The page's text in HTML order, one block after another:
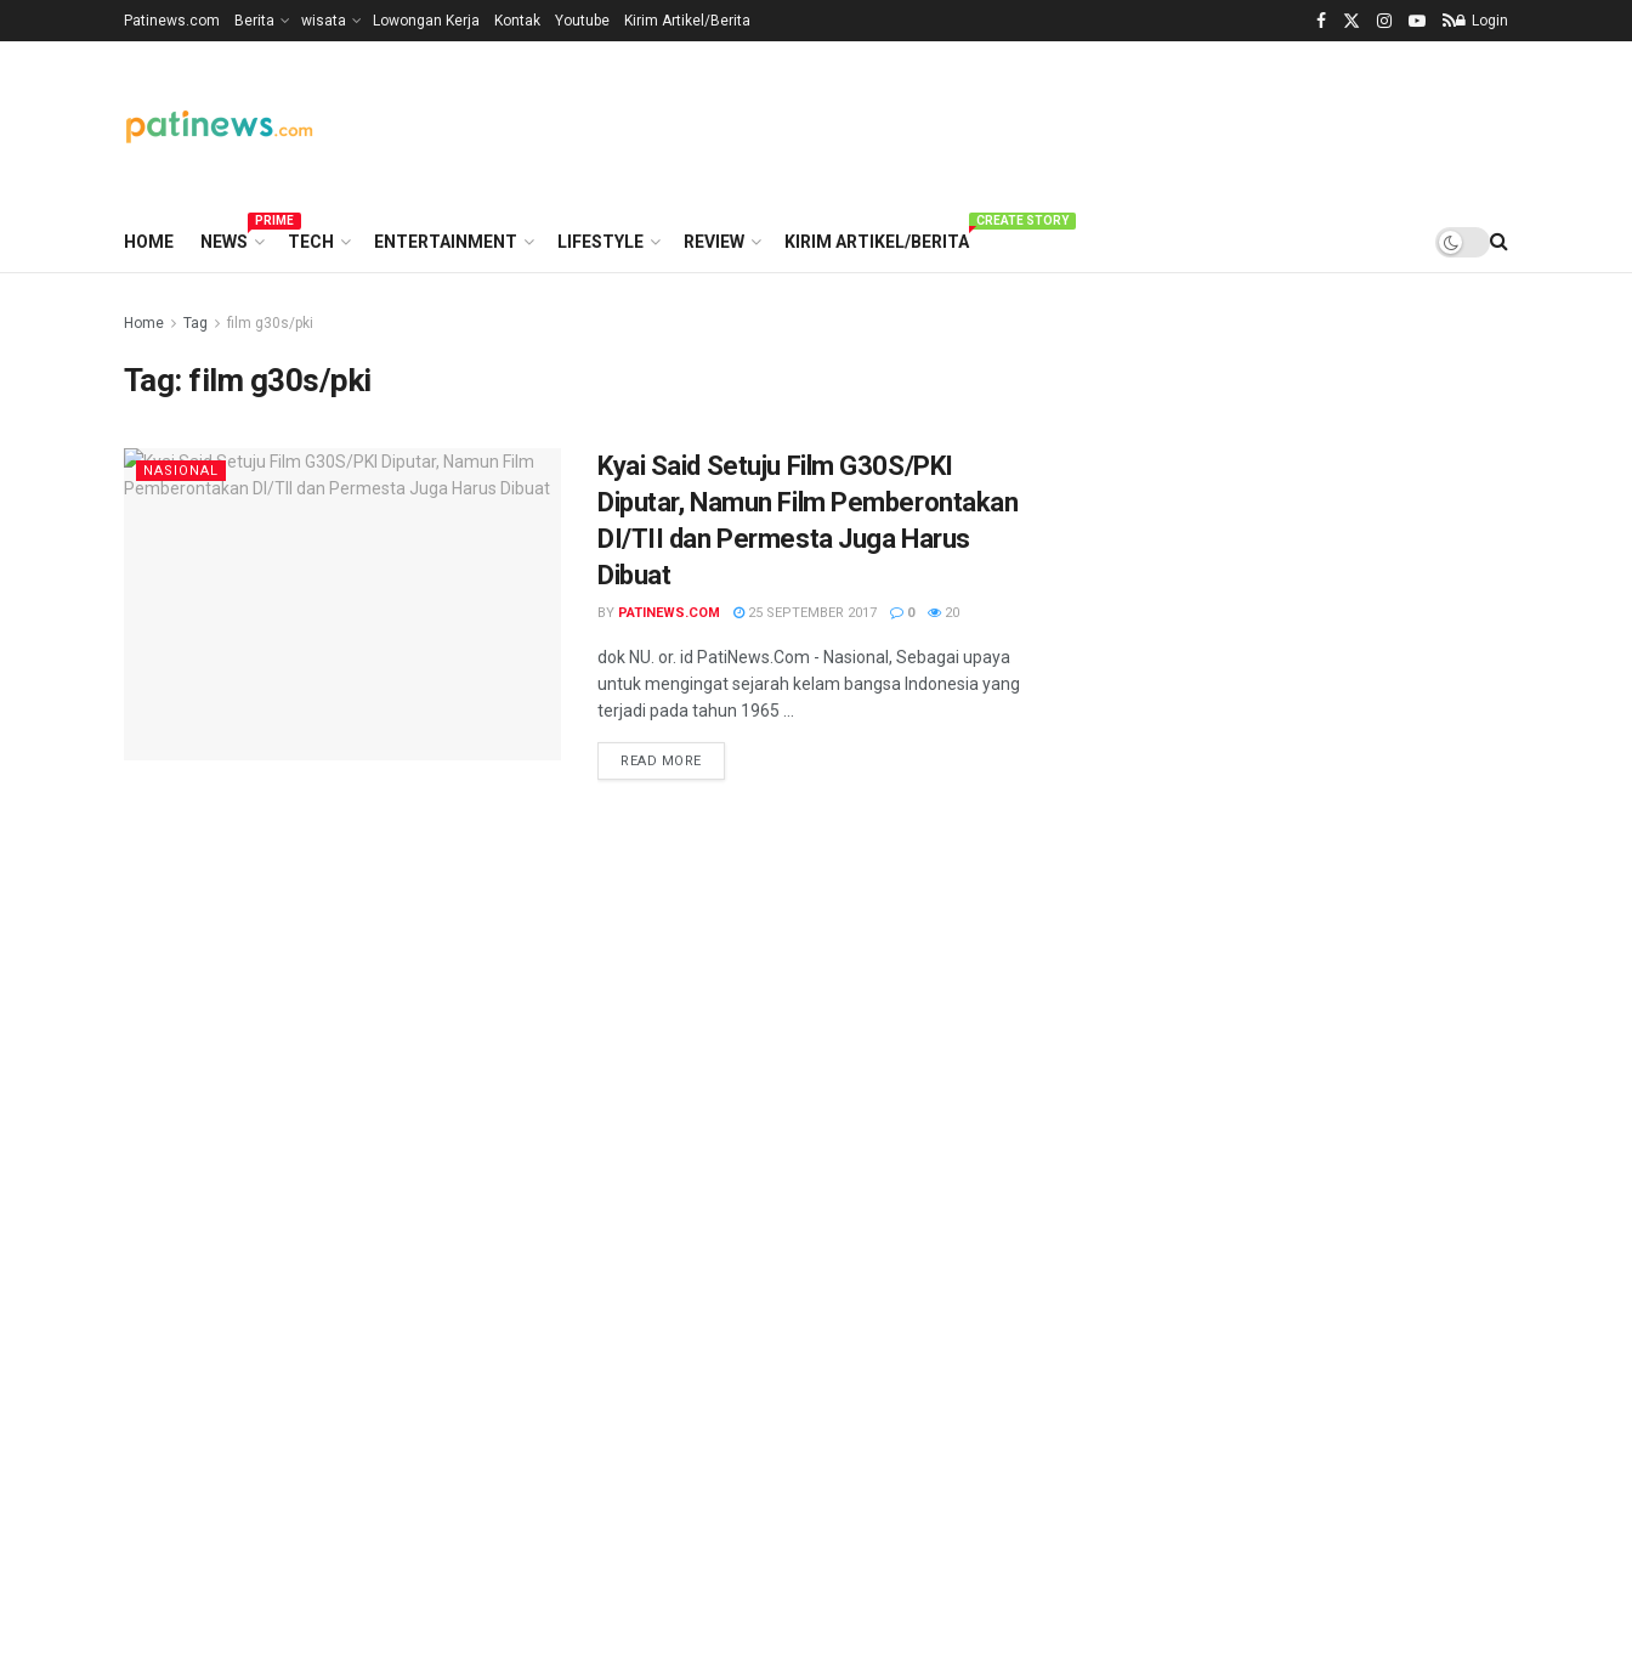
Patinews.com Berita wisata Lowongan Kerja Kontak Youtube Kirim Artikel/Berita Login
HOME NEWS
PRIME
TECH ENTERTAINMENT LIFESTYLE REVIEW KIRIM ARTIKEL/BERITA
CREATE STORY
Home Tag film g30s/pki
Tag: film g30s/pki
NASIONAL
Kyai Said Setuju Film G30S/PKI
Diputar, Namun Film Pemberontakan
DI/TII dan Permesta Juga Harus
Dibuat
BY PATINEWS.COM 25 SEPTEMBER 2017 0 20
dok NU. or. id PatiNews.Com - Nasional, Sebagai upaya
untuk mengingat sejarah kelam bangsa Indonesia yang
terjadi pada tahun 1965 ...
READ MOREDETAILS